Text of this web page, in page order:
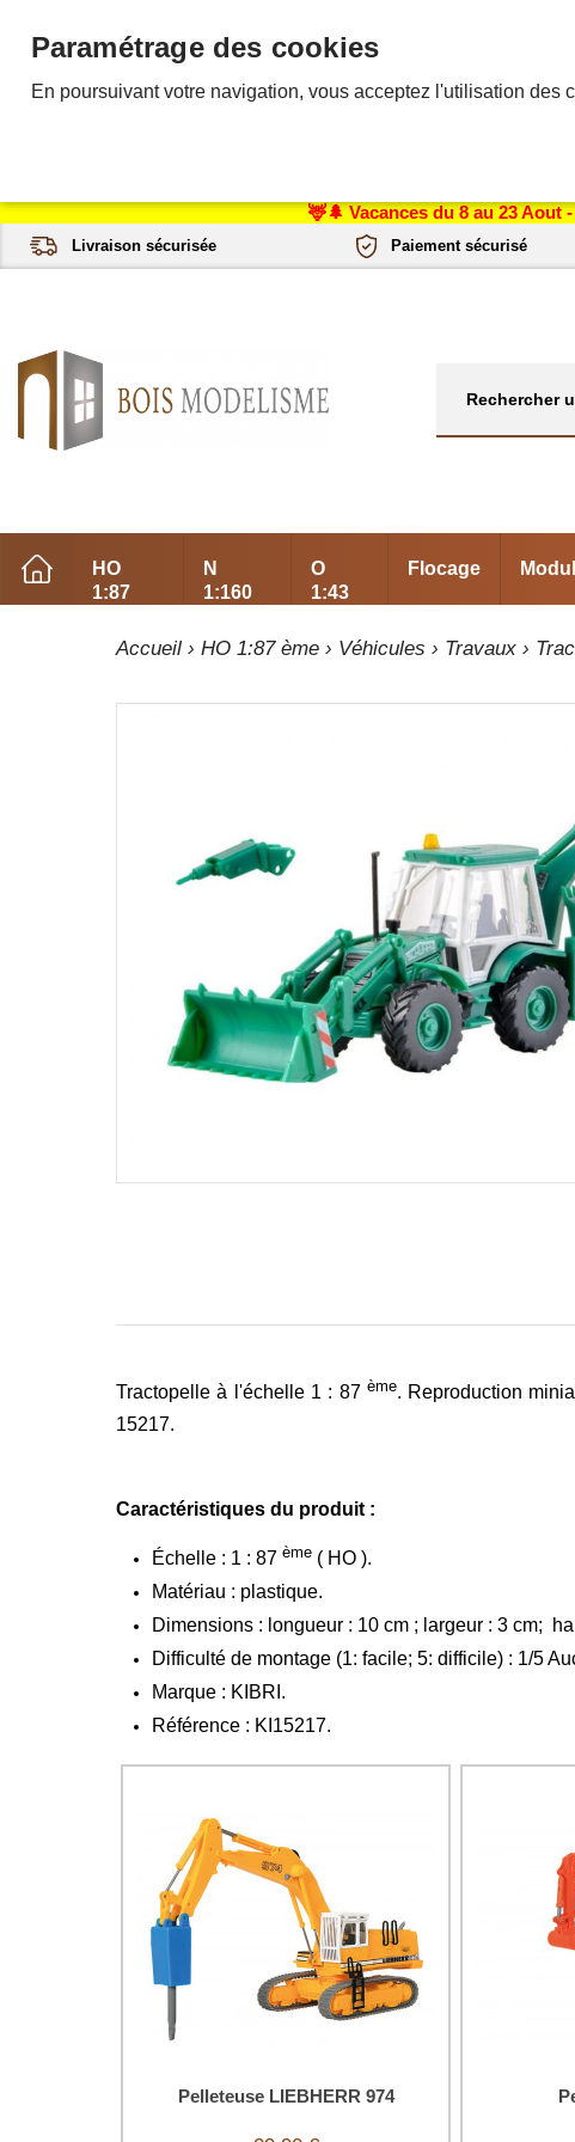
🦌🌲 Vacances du 8 au 23
Livraison sécurisée Paiement sécurisé
HO
1:87
N
1:160
O
1:43
Flocage
Accueil ›HO 1:87 ème › Véhicules › Travaux ›
Tractopelle à l'échelle 1 : 87 ème. Reproduction
15217.
Caractéristiques du produit :
Échelle : 1 : 87ème ( HO ).
Matériau : plastique.
Dimensions : longueur : 10 cm ; largeur : 3 cm;
Difficulté de montage (1: facile; 5: difficile) : 1/5
Marque : KIBRI.
Référence : KI15217.
Pelleteuse LIEBHERR 974
Paramétrage des cookies
En poursuivant votre navigation, vous acceptez l'utilisation des